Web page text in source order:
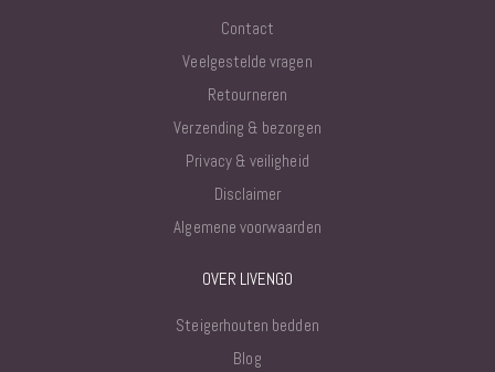
Contact
Veelgestelde vragen
Retourneren
Verzending & bezorgen
Privacy & veiligheid
Disclaimer
Algemene voorwaarden
OVER LIVENGO
Steigerhouten bedden
Blog